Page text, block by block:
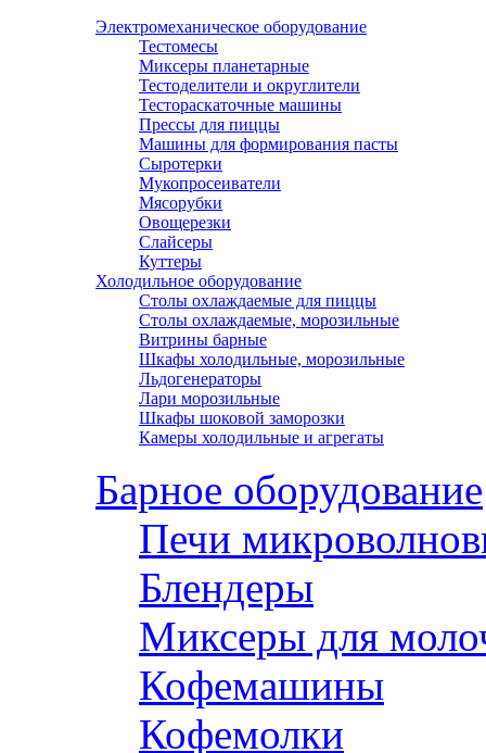
Электромеханическое оборудование
Тестомесы
Миксеры планетарные
Тестоделители и округлители
Тестораскаточные машины
Прессы для пиццы
Машины для формирования пасты
Сыротерки
Мукопросеиватели
Мясорубки
Овощерезки
Слайсеры
Куттеры
Холодильное оборудование
Столы охлаждаемые для пиццы
Столы охлаждаемые, морозильные
Витрины барные
Шкафы холодильные, морозильные
Льдогенераторы
Лари морозильные
Шкафы шоковой заморозки
Камеры холодильные и агрегаты
Барное оборудование
Печи
Блендеры
Миксеры для
Кофемашины
Кофемолки